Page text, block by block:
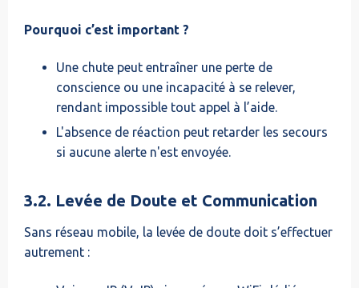
Pourquoi c’est important ?
Une chute peut entraîner une perte de
conscience ou une incapacité à se relever,
rendant impossible tout appel à l’aide.
L'absence de réaction peut retarder les secours
si aucune alerte n'est envoyée.
3.2. Levée de Doute et Communication
Sans réseau mobile, la levée de doute doit s’effectuer
autrement :